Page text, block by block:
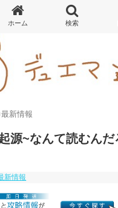
最新情報
源~なんて読むんだ
新情報